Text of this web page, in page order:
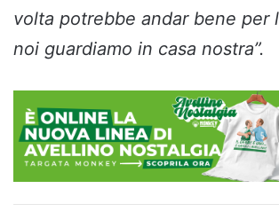
volta potrebbe andar bene per
noi guardiamo in casa nostra”.